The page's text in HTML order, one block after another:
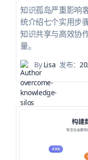
知识孤岛严重影响
统介绍七个实用步
知识共享与高效协
量。
ByLisa 发布：